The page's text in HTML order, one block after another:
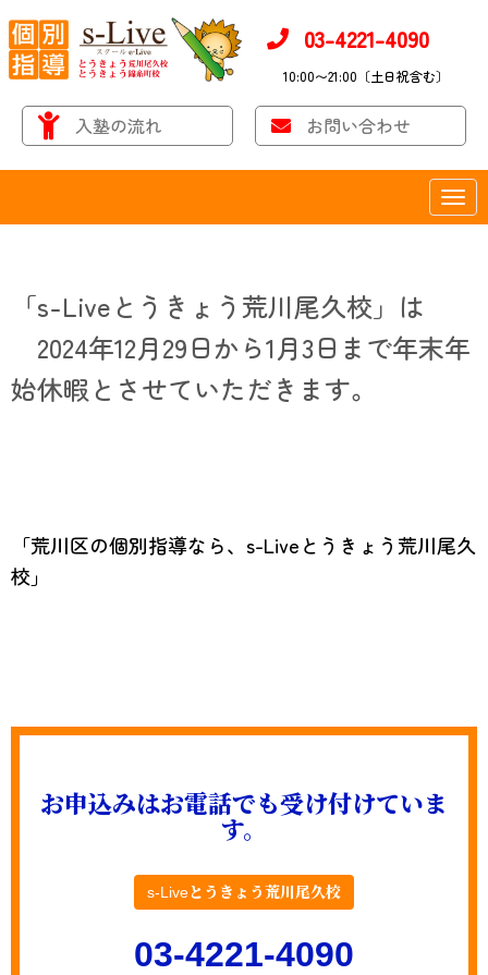
03-4221-4090
10:00〜21:00〔土日祝含む〕
入塾の流れ お問い合わせ
N
a
o
n
「s-Liveとうきょう荒川尾久校」は
2024年12月29日から1月3日まで年末年
始休暇とさせていただきます。
「荒川区の個別指導なら、s-Liveとうきょう荒川尾久
校」
お申込みはお電話でも受け付けていま
す。
s-Liveとうきょう荒川尾久校
03-4221-4090